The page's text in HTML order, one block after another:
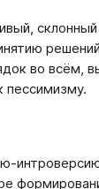
во всём,
пессимизму.